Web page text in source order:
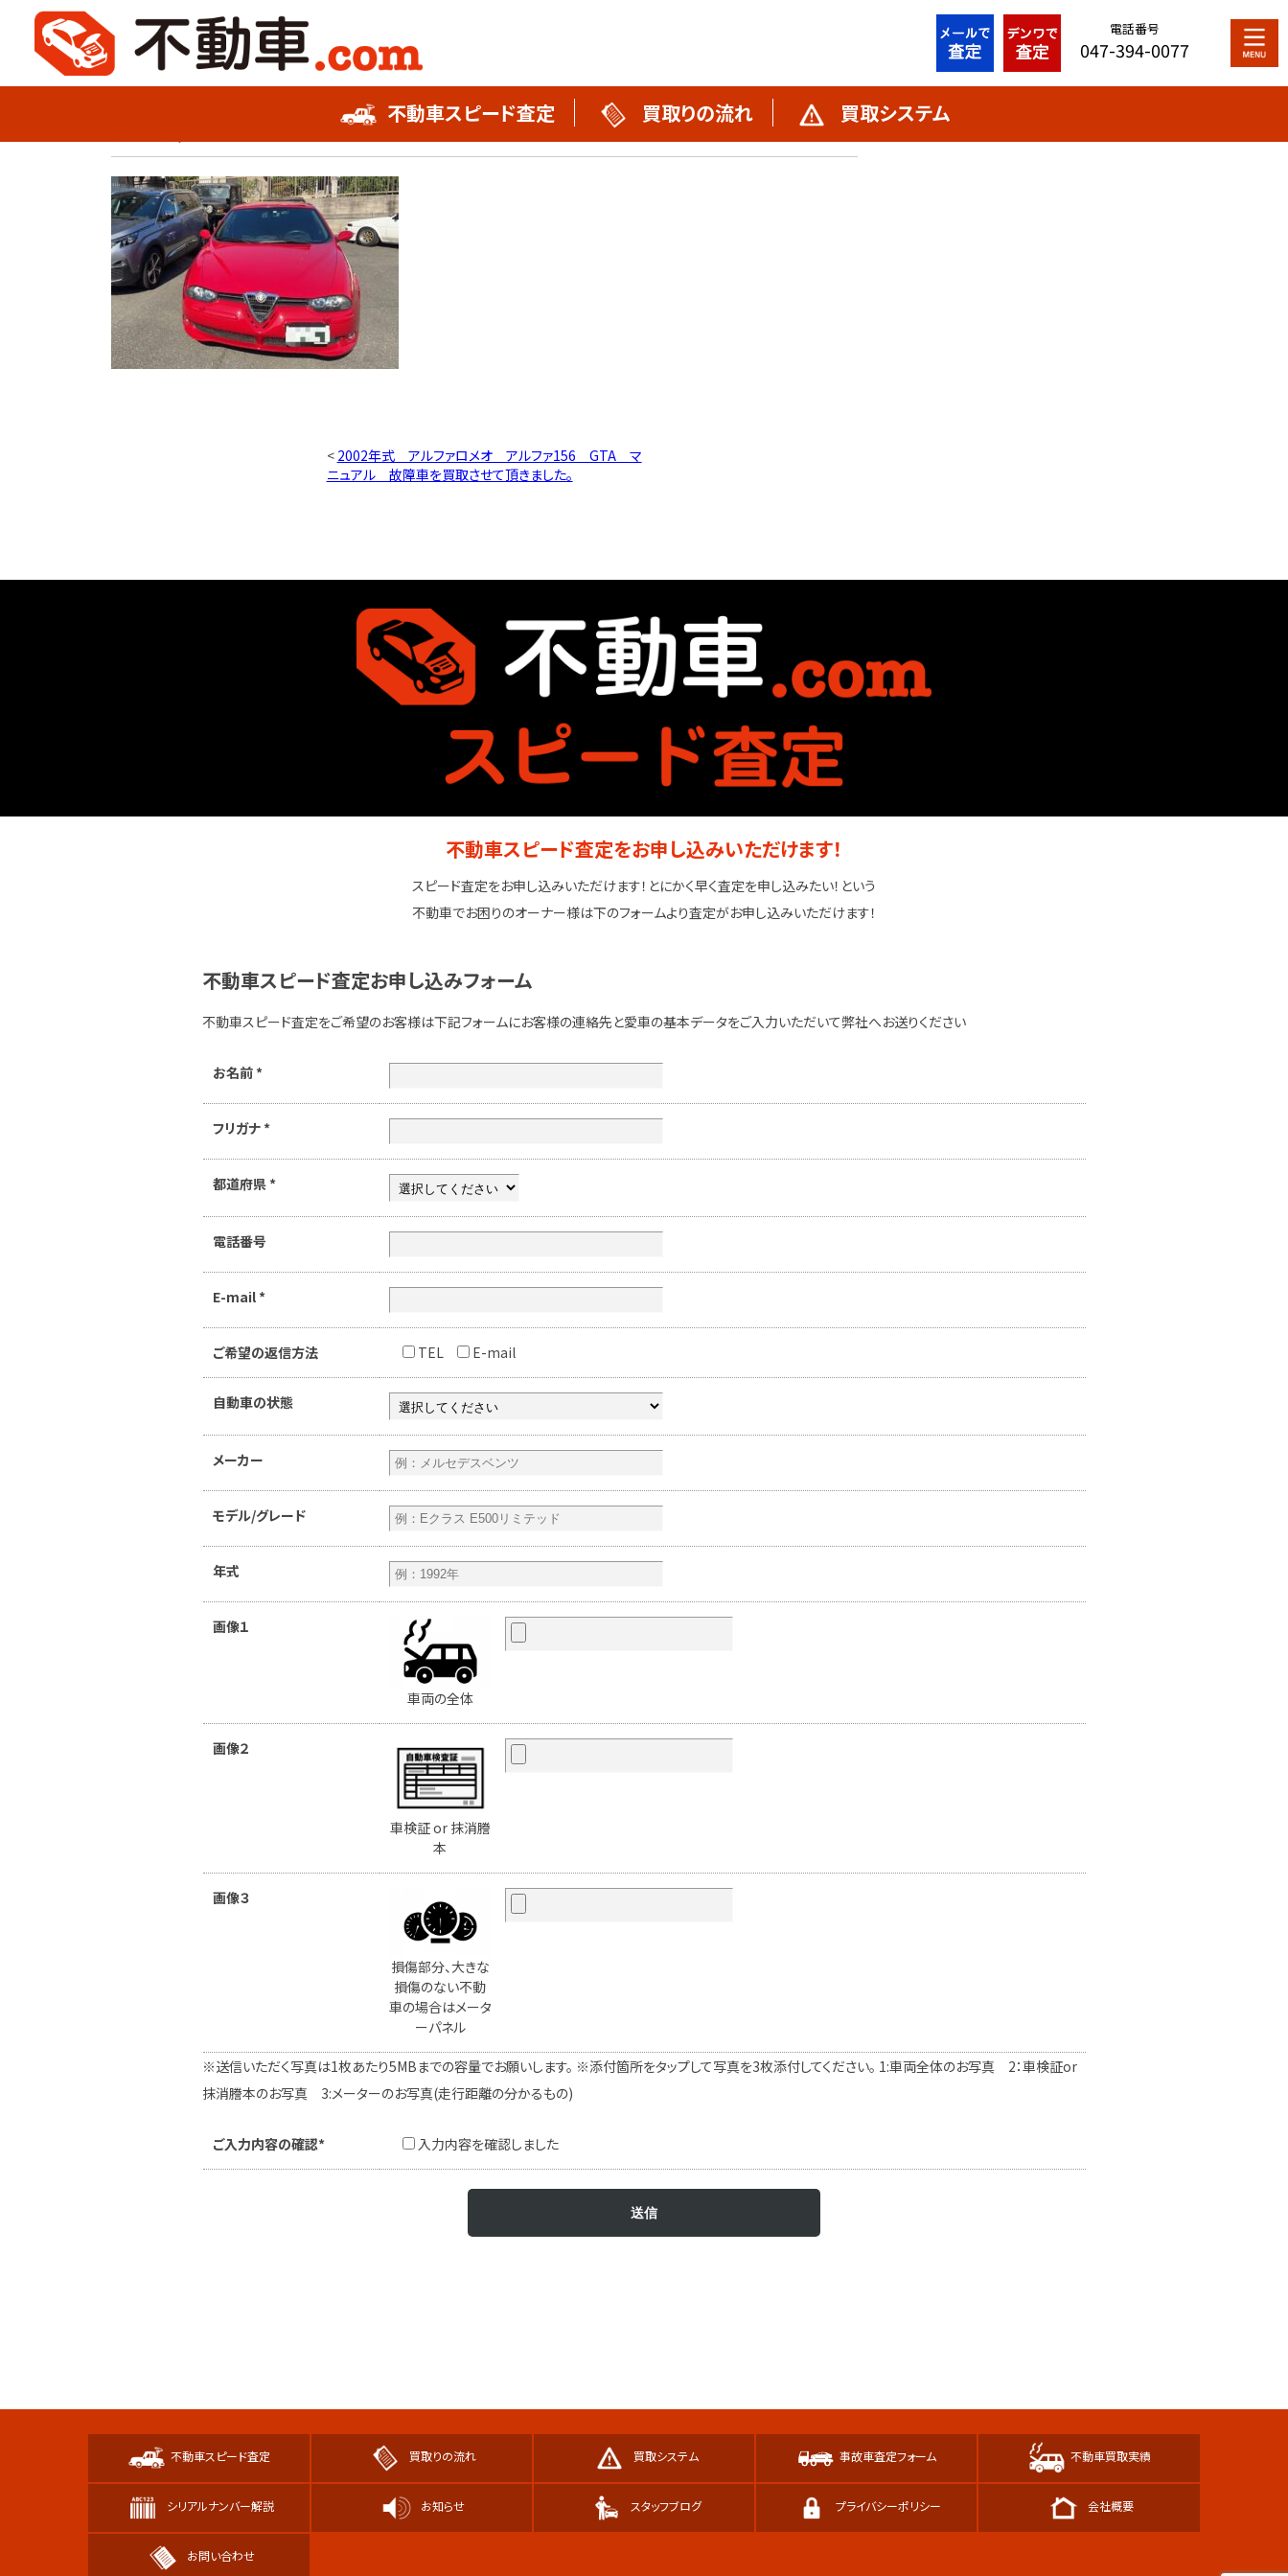
電話番号
047-394-0077
買取りの流れ
事故車査定フォーム
お知らせ
会社概要
不動車スピード査定 買取りの流れ 買取システム
< 2002年式 アルファロメオ アルファ156 GTA マ
ニュアル 故障車を買取させて頂きました。
最近の投稿
不動車スピード査定をお申し込みいただけます！
スピード査定をお申し込みいただけます！とにかく早く査定を申し込みたい！という
不動車でお困りのオーナー様は下のフォームより査定がお申し込みいただけます！
不動車スピード査定お申し込みフォーム
不動車スピード査定をご希望のお客様は下記フォームにお客様の連絡先と愛車の基本データをご入力いただいて弊社へお送りください
お名前 *
フリガナ *
都道府県 *
電話番号
E-mail *
ご希望の返信方法 TEL E-mail
自動車の状態
メーカー
モデル/グレード
年式
画像１
車両の全体
画像２
車検証 or 抹消謄
本
画像３
損傷部分、大きな
損傷のない不動
車の場合はメータ
ーパネル
※送信いただく写真は1枚あたり5MBまでの容量でお願いします。 ※添付箇所をタップして写真を3枚添付してください。 1:車両全体のお写真 2：車検証or
抹消謄本のお写真 3:メーターのお写真(走行距離の分かるもの)
ご入力内容の確認* 入力内容を確認しました
不動車スピード査定 買取りの流れ 買取システム 事故車査定フォーム 不動車買取実績
シリアルナンバー解説 お知らせ スタッフブログ プライバシーポリシー 会社概要
お問い合わせ